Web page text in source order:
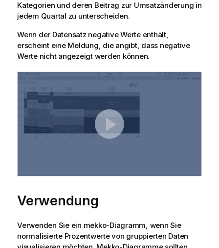
Kategorien und deren Beitrag zur Umsatzänderung in
jedem Quartal zu unterscheiden.
Wenn der Datensatz negative Werte enthält,
erscheint eine Meldung, die angibt, dass negative
Werte nicht angezeigt werden können.
Verwendung
Verwenden Sie ein mekko-Diagramm, wenn Sie
normalisierte Prozentwerte von gruppierten Daten